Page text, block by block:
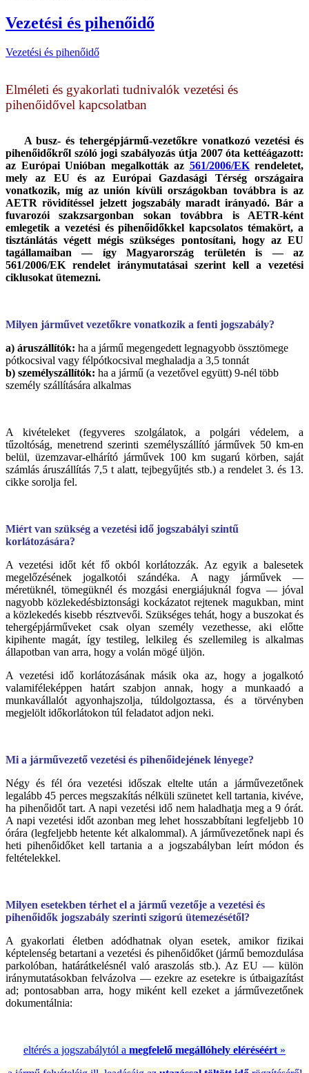
Vezetési és pihenőidő
Vezetési és pihenőidő
Elméleti és gyakorlati tudnivalók vezetési és
pihenőidővel kapcsolatban
A busz- és tehergépjármű-vezetőkre vonatkozó vezetési és
pihenőidőkről szóló jogi szabályozás útja 2007 óta kettéágazott:
az Európai Unióban megalkották az 561/2006/EKrendeletet,
mely az EU és az Európai Gazdasági Térség országaira
vonatkozik, míg az unión kívüli országokban továbbra is az
AETR rövidítéssel jelzett jogszabály maradt irányadó. Bár a
fuvarozói szakzsargonban sokan továbbra is AETR-ként
emlegetik a vezetési és pihenőidőkkel kapcsolatos témakört, a
tisztánlátás végett mégis szükséges pontosítani, hogy az EU
tagállamaiban — így Magyarország területén is — az
561/2006/EK rendelet iránymutatásai szerint kell a vezetési
ciklusokat ütemezni.
Milyen járművet vezetőkre vonatkozik a fenti jogszabály?
a) áruszállítók: ha a jármű megengedett legnagyobb össztömege
pótkocsival vagy félpótkocsival meghaladja a 3,5 tonnát
b) személyszállítók: ha a jármű (a vezetővel együtt) 9-nél több
személy szállítására alkalmas
A kivételeket (fegyveres szolgálatok, a polgári védelem, a
tűzoltóság, menetrend szerinti személyszállító járművek 50 km-en
belül, üzemzavar-elhárító járművek 100 km sugarú körben, saját
számlás áruszállítás 7,5 t alatt, tejbegyűjtés stb.) a rendelet 3. és 13.
cikke sorolja fel.
Miért van szükség a vezetési idő jogszabályi szintű
korlátozására?
A vezetési időt két fő okból korlátozzák. Az egyik a balesetek
megelőzésének jogalkotói szándéka. A nagy járművek —
méretüknél, tömegüknél és mozgási energiájuknál fogva — jóval
nagyobb közlekedésbiztonsági kockázatot rejtenek magukban, mint
a közlekedés kisebb résztvevői. Szükséges tehát, hogy a buszokat és
tehergépjárműveket csak olyan személy vezethesse, aki előtte
kipihente magát, így testileg, lelkileg és szellemileg is alkalmas
állapotban van arra, hogy a volán mögé üljön.
A vezetési idő korlátozásának másik oka az, hogy a jogalkotó
valamiféleképpen határt szabjon annak, hogy a munkaadó a
munkavállalót agyonhajszolja, túldolgoztassa, és a törvényben
megjelölt időkorlátokon túl feladatot adjon neki.
Mi a járművezető vezetési és pihenőidejének lényege?
Négy és fél óra vezetési időszak eltelte után a járművezetőnek
legalább 45 perces megszakítás nélküli szünetet kell tartania, kivéve,
ha pihenőidőt tart. A napi vezetési idő nem haladhatja meg a 9 órát.
A napi vezetési időt azonban meg lehet hosszabbítani legfeljebb 10
órára (legfeljebb hetente két alkalommal). A járművezetőnek napi és
heti pihenőidőket kell tartania a a jogszabályban leírt módon és
feltételekkel.
Milyen esetekben térhet el a jármű vezetője a vezetési és
pihenőidők jogszabály szerinti szigorú ütemezésétől?
A gyakorlati életben adódhatnak olyan esetek, amikor fizikai
képtelenség betartani a vezetési és pihenőidőket (jármű bemozdulása
parkolóban, határátkelésnél való araszolás stb.). Az EU — külön
iránymutatásokban felvázolva — ezekre az esetekre is útbaigazítást
ad; pontosabban arra, hogy miként kell ezeket a járművezetőnek
dokumentálnia:
eltérés a jogszabálytól a megfelelő megállóhely eléréséért »